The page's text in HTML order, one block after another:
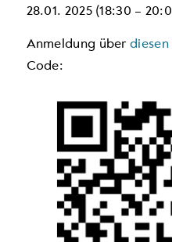
28.01. 2025 (18:30 –
Anmeldung überdiesen
Code: